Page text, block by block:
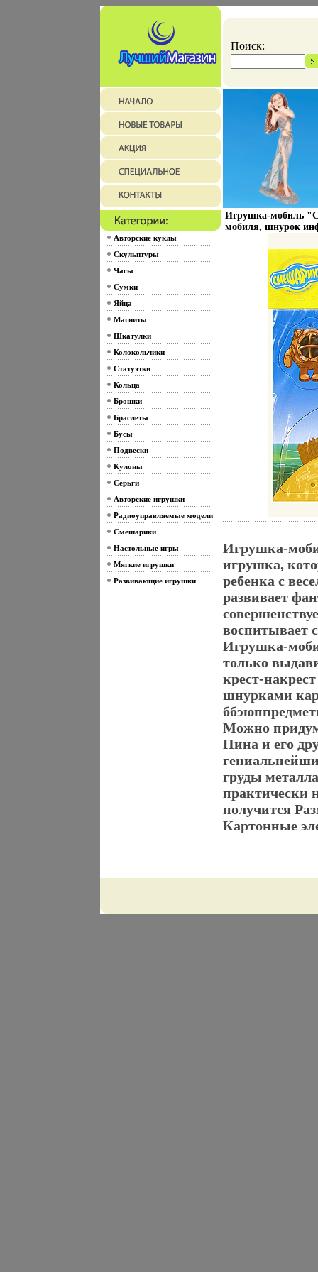
Поиск:
Авторские куклы
Скульптуры
Часы
Сумки
Яйца
Магниты
Шкатулки
Колокольчики
Статуэтки
Кольца
Брошки
Браслеты
Бусы
Подвески
Кулоны
Серьги
Авторские игрушки
Радиоуправляемые модели
Смешарики
Настольные игры
Мягкие игрушки
Развивающие игрушки
Игрушка-мобиль
мобиля, шнурок
Игрушка-
игрушка,
ребенка с
развивает
воспитывает
Игрушка-
только
крест-
шнурками
Можно
Пина и его
груды
практически
получится
Картонные